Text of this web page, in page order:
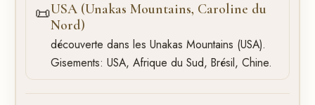
📜USA (Unakas Mountains, Caroline du
Nord)
découverte dans les Unakas Mountains (USA).
Gisements: USA, Afrique du Sud, Brésil, Chine.